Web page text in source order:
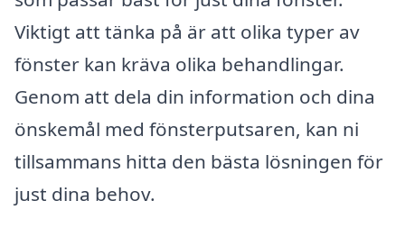
Viktigt att tänka på är att olika typer av
fönster kan kräva olika behandlingar.
Genom att dela din information och dina
önskemål med fönsterputsaren, kan ni
tillsammans hitta den bästa lösningen för
just dina behov.